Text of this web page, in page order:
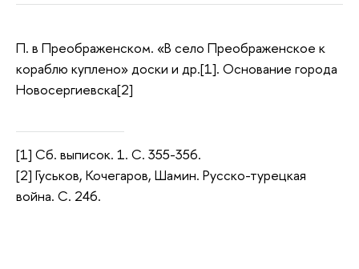
П. в Преображенском. «В село Преображенское к
кораблю куплено» доски и др.[1]. Основание города
Новосергиевска[2]
[1] Сб. выписок. 1. С. 355-356.
[2] Гуськов, Кочегаров, Шамин. Русско-турецкая
война. С. 246.